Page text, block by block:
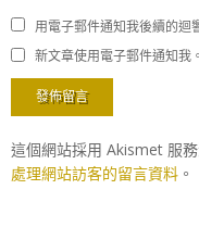
用電子郵件通知我後續的迴
新文章使用電子郵件通知我。
這個網站採用 Akismet 服
處理網站訪客的留言資料 。